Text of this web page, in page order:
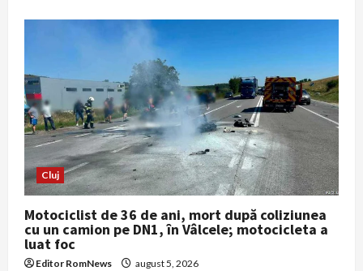
metropolitane
se
modifică
temporar
din
cauza
lucrărilor
de
reparații
Cluj
Motociclist de 36 de ani, mort după coliziunea
cu un camion pe DN1, în Vâlcele; motocicleta a
luat foc
Editor RomNews august 5, 2026